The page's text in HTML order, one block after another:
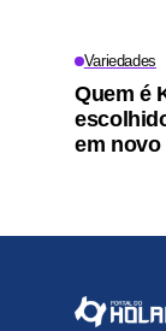
Variedades
Quem é
em novo